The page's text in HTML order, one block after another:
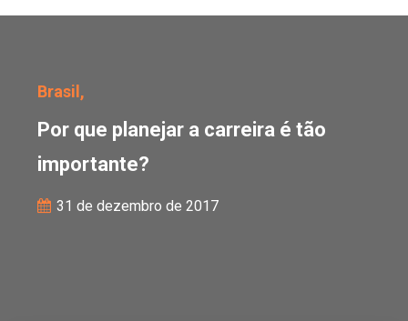
Brasil,
Por que planejar a carreira é tão
importante?
31 de dezembro de 2017